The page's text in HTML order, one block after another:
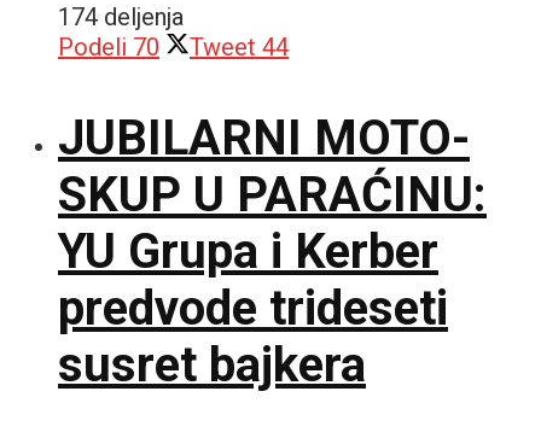
174 deljenja
Podeli 70 Tweet 44
JUBILARNI MOTO-
SKUP U PARAĆINU:
YU Grupa i Kerber
predvode trideseti
susret bajkera